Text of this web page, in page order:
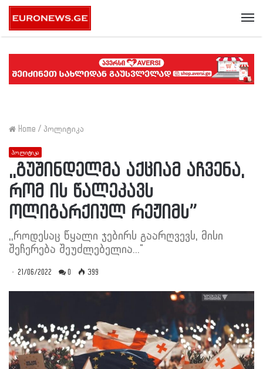
Home / პოლიტიკა
პოლიტიკა
,,გუშინდელმა აქციამ აჩვენა,
რომ ის წალეკავს
ოლიგარქიულ რეჟიმს”
,,როდესაც წყალი ჯებირს გაარღვევს, მისი
შეჩერება შეუძლებელია..."
21/06/2022 0 399